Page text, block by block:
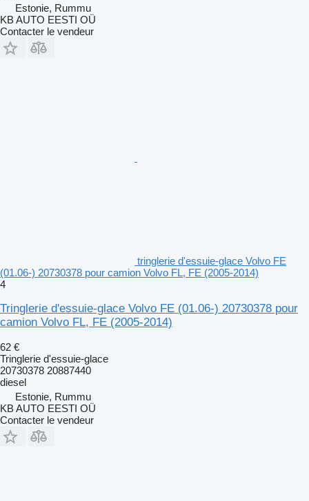
Estonie, Rummu
KB AUTO EESTI OÜ
Contacter le vendeur
tringlerie d'essuie-glace Volvo FE
(01.06-) 20730378 pour camion Volvo FL, FE (2005-2014)
4
Tringlerie d'essuie-glace Volvo FE (01.06-) 20730378 pour
camion Volvo FL, FE (2005-2014)
62 €
Tringlerie d'essuie-glace
20730378 20887440
diesel
Estonie, Rummu
KB AUTO EESTI OÜ
Contacter le vendeur